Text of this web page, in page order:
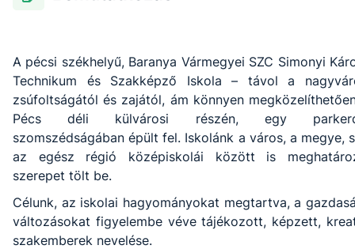
A pécsi székhelyű, Baranya Vármegyei SZC Simonyi
Technikum és Szakképző Iskola – távol a
zsúfoltságától és zajától, ám könnyen
Pécs déli külvárosi részén, egy
szomszédságában épült fel. Iskolánk a város, a megye,
az egész régió középiskolái között is
szerepet tölt be.
Célunk, az iskolai hagyományokat megtartva, a
változásokat figyelembe véve tájékozott, képzett,
szakemberek nevelése.